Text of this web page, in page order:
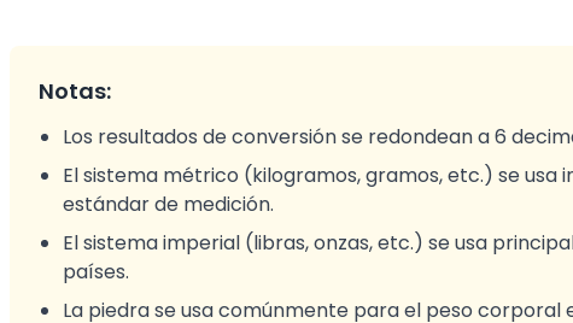
Notas:
Los resultados de conversión se redondean a 6
El sistema métrico (kilogramos, gramos, etc.) se
estándar de medición.
El sistema imperial (libras, onzas, etc.) se usa
países.
La piedra se usa comúnmente para el peso corporal